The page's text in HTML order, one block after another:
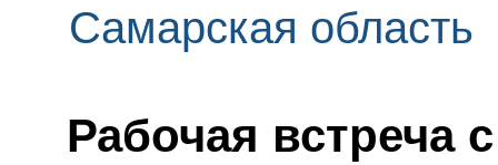
Самарская область
Рабочая встреча